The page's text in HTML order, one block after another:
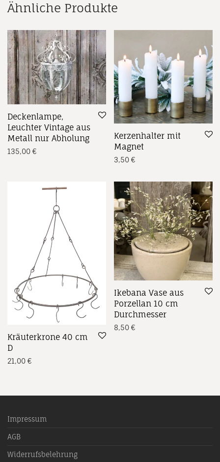
Ähnliche Produkte
Deckenlampe,
Leuchter Vintage aus
Metall nur Abholung
135,00 €
Kerzenhalter mit
Magnet
3,50 €
Kräuterkrone 40 cm
D
21,00 €
Ikebana Vase aus
Porzellan 10 cm
Durchmesser
8,50 €
Impressum
AGB
Widerrufsbelehrung